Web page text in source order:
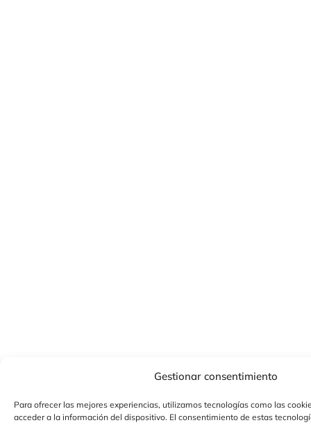
Gestionar consentimiento
Para ofrecer las mejores experiencias, utilizamos tecnologías como las
acceder a la información del dispositivo. El consentimiento de estas